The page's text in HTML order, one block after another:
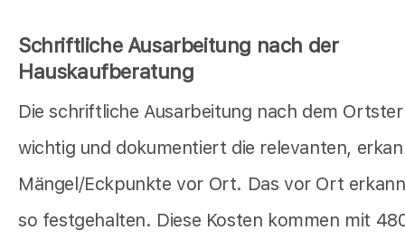
Schriftliche Ausarbeitung nach der
Hauskaufberatung
Die schriftliche Ausarbeitung nach dem
wichtig und dokumentiert die relevanten,
Mängel/Eckpunkte vor Ort. Das vor Ort
so festgehalten. Diese Kosten kommen mit